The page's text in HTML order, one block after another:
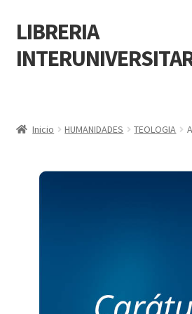
LIBRERIA
Carrito
Inicio HUMANIDADES TEOLOGIA